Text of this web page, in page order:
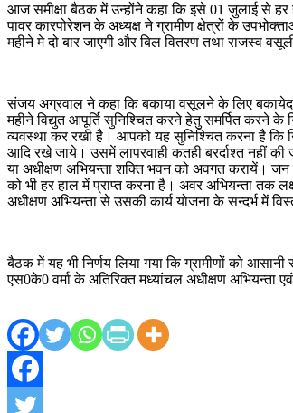
आज समीक्षा बैठक में उन्होंने कहा कि इसे 01 जुलाई से हर
पावर कारपोरेशन के अध्यक्ष ने ग्रामीण क्षेत्रों के
महीने मे दो बार जाएगी और बिल वितरण तथा राजस्व
संजय अग्रवाल ने कहा कि बकाया वसूलने के लिए
महीने विद्युत आपूर्ति सुनिश्चित करने हेतु समर्पित करने के
व्यवस्था कर रखी है। आपको यह सुनिश्चित करना है कि
आदि रखे जाये। उसमें लापरवाही कतही बरर्दाश्त नहीं की
या अधीक्षण अभियन्ता शक्ति भवन को अवगत करायें। जन
को भी हर हाल में प्राप्त करना है। अवर अभियन्ता तक
अधीक्षण अभियन्ता से उसकी कार्य योजना के सन्दर्भ में
बैठक में यह भी निर्णय लिया गया कि ग्रामीणों को
एस0के0 वर्मा के अतिरिक्त मध्यांचल अधीक्षण अभियन्ता